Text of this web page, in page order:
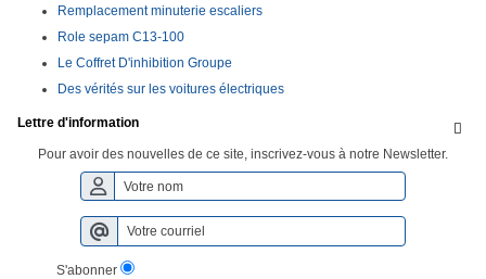
Remplacement minuterie escaliers
Role sepam C13-100
Le Coffret D'inhibition Groupe
Des vérités sur les voitures électriques

Lettre d'information
Pour avoir des nouvelles de ce site, inscrivez-vous à notre Newsletter.
S'abonner